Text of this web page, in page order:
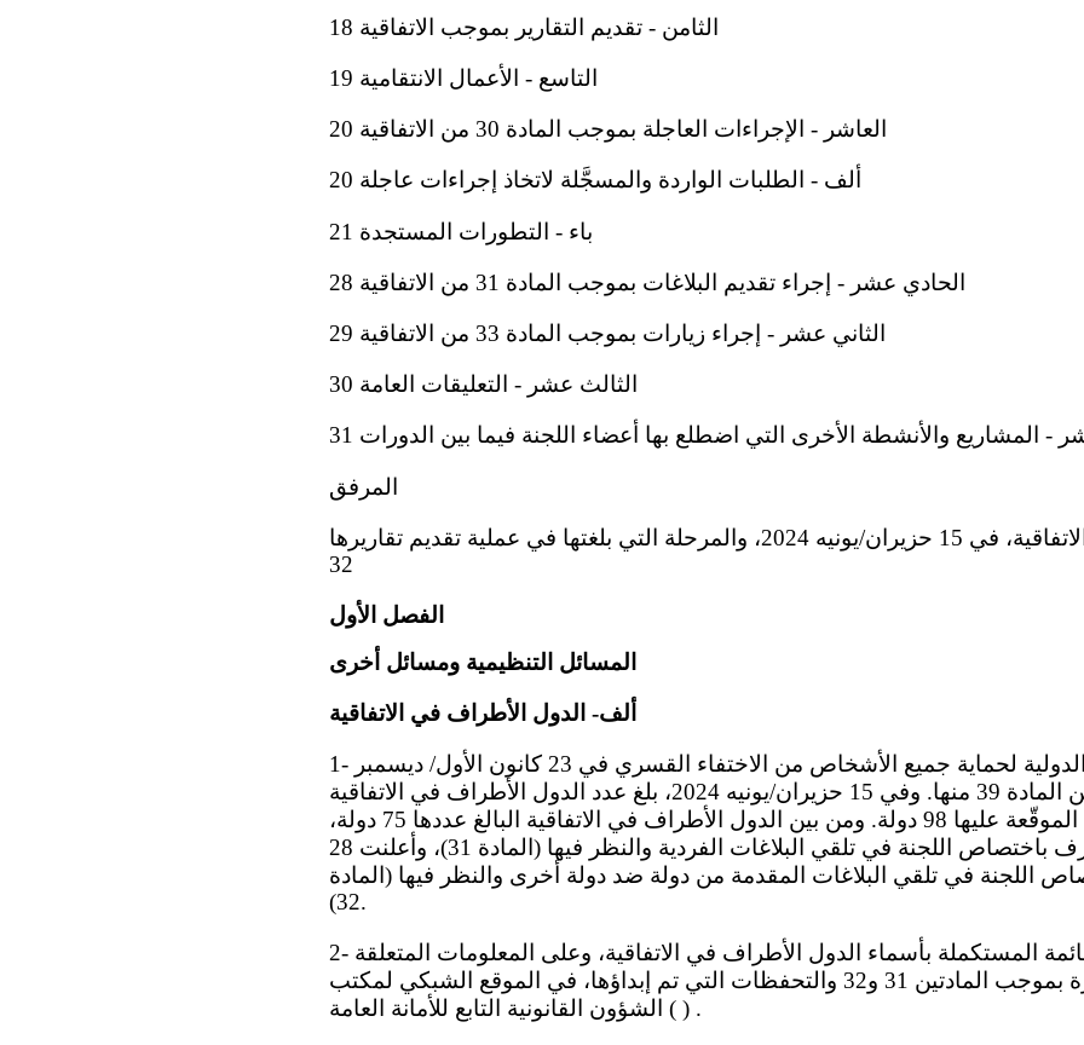
الثامن - تقديم التقارير بموجب الاتفاقية 18
التاسع - الأعمال الانتقامية 19
العاشر - الإجراءات العاجلة بموجب المادة 30 من الاتفاقية 20
ألف - الطلبات الواردة والمسجَّلة لاتخاذ إجراءات عاجلة 20
باء - التطورات المستجدة 21
الحادي عشر - إجراء تقديم البلاغات بموجب المادة 31 من الاتفاقية 28
الثاني عشر - إجراء زيارات بموجب المادة 33 من الاتفاقية 29
الثالث عشر - التعليقات العامة 30
- المشاريع والأنشطة الأخرى التي اضطلع بها أعضاء اللجنة فيما بين الدورات 31
المرفق
الدول الأطراف في الاتفاقية، في 15 حزيران/يونيه 2024، والمرحلة التي بلغتها في عملية تقديم تقاريرها
32
الفصل الأول
المسائل التنظيمية ومسائل أخرى
ألف- الدول الأطراف في الاتفاقية
1- بدأ نفاذ الاتفاقية الدولية لحماية جميع الأشخاص من الاختفاء القسري في 23 كانون الأول/ ديسمبر
2010، وفقاً للفقرة 1 من المادة 39 منها. وفي 15 حزيران/يونيه 2024، بلغ عدد الدول الأطراف في الاتفاقية
75 دولة، وعدد الدول الموقّعة عليها 98 دولة. ومن بين الدول الأطراف في الاتفاقية البالغ عددها 75 دولة،
أعلنت 29 دولة بأنها تعترف باختصاص اللجنة في تلقي البلاغات الفردية والنظر فيها (المادة 31)، وأعلنت 28
اللجنة في تلقي البلاغات المقدمة من دولة ضد دولة أخرى والنظر فيها (المادة
32).
2- ويمكن الاطّلاع على القائمة المستكملة بأسماء الدول الأطراف في الاتفاقية، وعلى المعلومات المتعلقة
بالإعلانات الصادرة بموجب المادتين 31 و32 والتحفظات التي تم إبداؤها، في الموقع الشبكي لمكتب
الشؤون القانونية التابع للأمانة العامة ( ) .